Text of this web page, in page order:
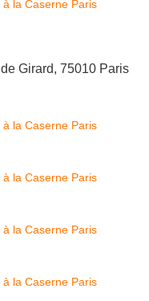
Girard, 75010 Paris